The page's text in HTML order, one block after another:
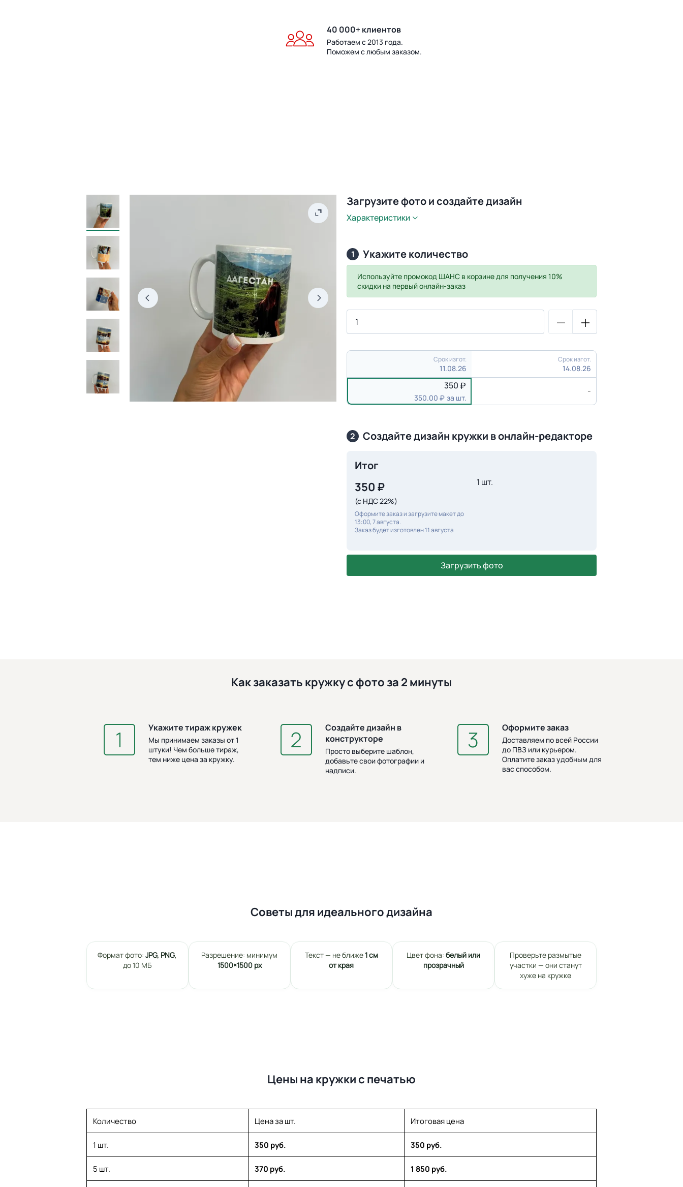
40 000+ клиентов
Работаем с 2013 года.
Поможем с любым заказом.
Загрузите фото и создайте дизайн
Характеристики
1 Укажите количество
Используйте промокод ШАНС в корзине для получения 10%
скидки на первый онлайн-заказ
Срок изгот.
11.08.26
Срок изгот.
14.08.26
350
350.00 за шт.
-
2 Создайте дизайн кружки в онлайн-редакторе
Итог
350 ₽
(с НДС 22%)
Оформите заказ и загрузите макет до
13:00, 7 августа.
Заказ будет изготовлен 11 августа
1 шт.
Загрузить фото
Как заказать кружку с фото за 2 минуты
Укажите тираж кружек
Мы принимаем заказы от 1
штуки! Чем больше тираж,
тем ниже цена за кружку.
Создайте дизайн в
конструкторе
Просто выберите шаблон,
добавьте свои фотографии и
надписи.
Оформите заказ
Доставляем по всей России
до ПВЗ или курьером.
Оплатите заказ удобным для
вас способом.
Советы для идеального дизайна
Формат фото:JPG, PNG,
до 10 МБ
Разрешение: минимум
1500×1500 px
Текст — не ближе1 см
от края
Цвет фона:белый или
прозрачный
Проверьте размытые
участки — они станут
хуже на кружке
Цены на кружки с печатью
Количество Цена за шт. Итоговая цена
1 шт. 350 руб. 350 руб.
5 шт. 370 руб. 1 850 руб.